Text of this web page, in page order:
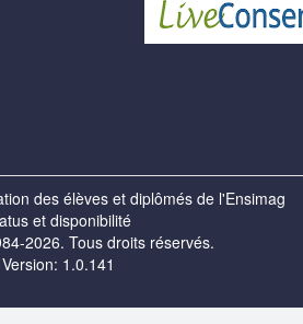
des élèves et diplômés de l'Ensimag
et disponibilité
2026. Tous droits réservés.
Version: 1.0.141